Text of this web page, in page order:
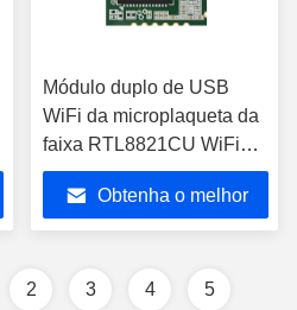
Módulo duplo de USB
WiFi da microplaqueta da
faixa RTL8821CU WiFi
Bluetooth para o PC da
tabuletaObtenha o melhor
2 3 4 5